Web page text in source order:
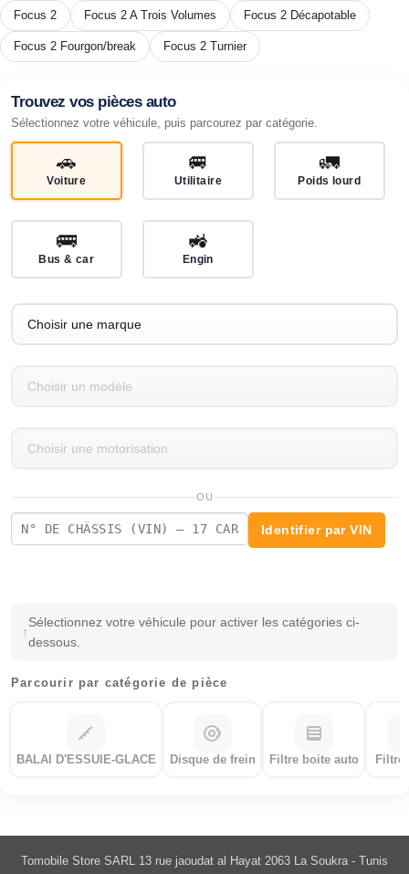
Focus 2 Focus 2 A Trois Volumes Focus 2 Décapotable
Focus 2 Fourgon/break Focus 2 Turnier
Trouvez vos pièces auto
Sélectionnez votre véhicule, puis parcourez par catégorie.
🚗
Voiture
🚐
Utilitaire
🚛
Poids lourd
🚌
Bus & car
🚜
Engin
OU
Identifier par VIN
Sélectionnez votre véhicule pour activer les catégories ci-
dessous.
Parcourir par catégorie de pièce
BALAI D'ESSUIE-GLACE Disque de frein Filtre boite auto
Tomobile Store SARL 13 rue jaoudat al Hayat 2063 La Soukra - Tunis